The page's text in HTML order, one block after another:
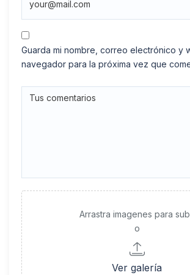
Guarda mi nombre, correo electrónico y
navegador para la próxima vez que
Arrastra imagenes para
o
Ver galería